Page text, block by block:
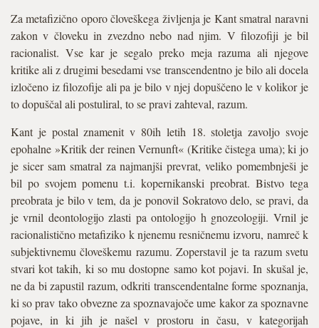
Za metafizično oporo človeškega življenja je Kant smatral naravni
zakon v človeku in zvezdno nebo nad njim. V filozofiji je bil
racionalist. Vse kar je segalo preko meja razuma ali njegove
kritike ali z drugimi besedami vse transcendentno je bilo ali docela
izločeno iz filozofije ali pa je bilo v njej dopuščeno le v kolikor je
to dopuščal ali postuliral, to se pravi zahteval, razum.
Kant je postal znamenit v 80ih letih 18. stoletja zavoljo svoje
epohalne »Kritik der reinen Vernunft« (Kritike čistega uma); ki jo
je sicer sam smatral za najmanjši prevrat, veliko pomembnješi je
bil po svojem pomenu t.i. kopernikanski preobrat. Bistvo tega
preobrata je bilo v tem, da je ponovil Sokratovo delo, se pravi, da
je vrnil deontologijo zlasti pa ontologijo h gnozeologiji. Vrnil je
racionalistično metafiziko k njenemu resničnemu izvoru, namreč k
subjektivnemu človeškemu razumu. Zoperstavil je ta razum svetu
stvari kot takih, ki so mu dostopne samo kot pojavi. In skušal je,
ne da bi zapustil razum, odkriti transcendentalne forme spoznanja,
ki so prav tako obvezne za spoznavajoče ume kakor za spoznavne
pojave, in ki jih je našel v prostoru in času, v kategorijah